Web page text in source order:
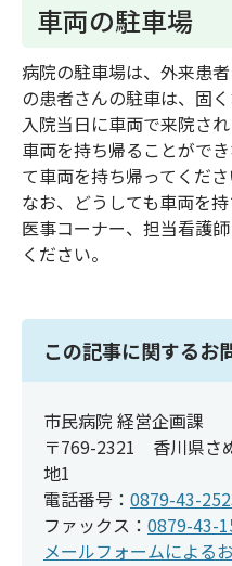
車両の駐車場
病院の駐車場は、外来患
の患者さんの駐車は、固く
入院当日に車両で来院さ
車両を持ち帰ることがで
て車両を持ち帰ってくださ
なお、どうしても車両を
医事コーナー、担当看護
ください。
この記事に関するお
市民病院 経営企画課
〒769-2321 香川県さ
地1
電話番号： 0879-43-
ファックス： 0879-43-
メールフォームによる